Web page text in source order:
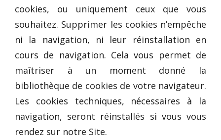
cookies, ou uniquement ceux que vous
souhaitez. Supprimer les cookies n’empêche
ni la navigation, ni leur réinstallation en
cours de navigation. Cela vous permet de
maîtriser à un moment donné la
bibliothèque de cookies de votre navigateur.
Les cookies techniques, nécessaires à la
navigation, seront réinstallés si vous vous
rendez sur notre Site.